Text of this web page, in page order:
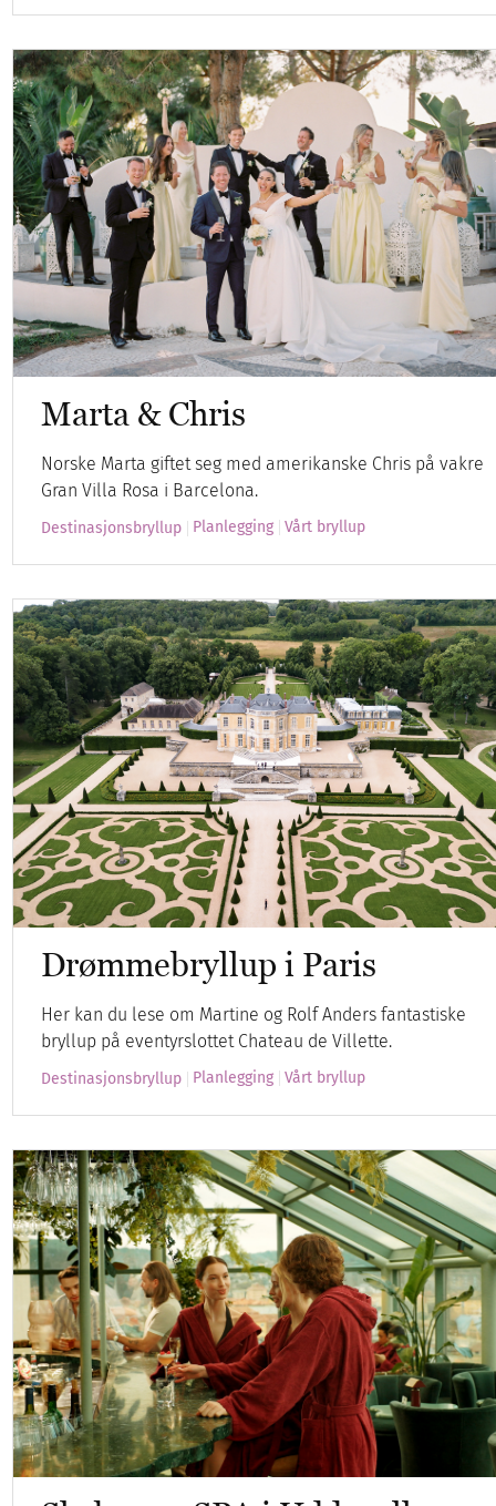
Marta & Chris
Norske Marta giftet seg med amerikanske Chris på vakre
Gran Villa Rosa i Barcelona.
Destinasjonsbryllup Planlegging Vårt bryllup
Drømmebryllup i Paris
Her kan du lese om Martine og Rolf Anders fantastiske
bryllup på eventyrslottet Chateau de Villette.
Destinasjonsbryllup Planlegging Vårt bryllup